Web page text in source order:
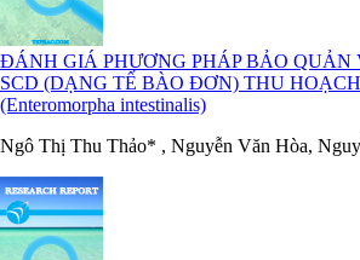
ĐÁNH GIÁ PHƯƠNG PHÁP BẢO QUẢN
SCD (DẠNG TẾ BÀO ĐƠN) THU
(Enteromorpha intestinalis)
Ngô Thị Thu Thảo* , Nguyễn Văn Hòa,